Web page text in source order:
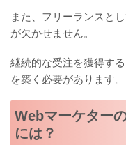
また、フリーランスと
が欠かせません。
継続的な受注を獲得する
を築く必要があります。
Webマーケター
には？